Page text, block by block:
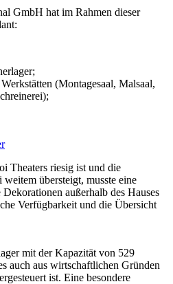
GmbH hat im Rahmen dieser
(Montagesaal, Malsaal,
Theaters riesig ist und die
übersteigt, musste eine
außerhalb des Hauses
Verfügbarkeit und die Übersicht
mit der Kapazität von 529
auch aus wirtschaftlichen Gründen
ist. Eine besondere